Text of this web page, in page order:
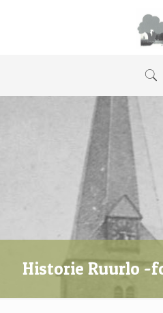
Historie Ruurlo -